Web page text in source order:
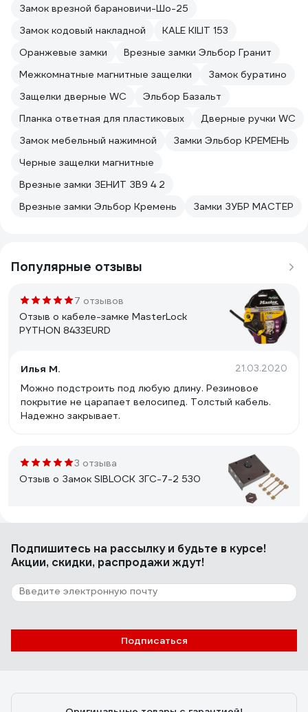
Замок врезной барановичи-Шо-25
Замок кодовый накладной
KALE KILIT 153
Оранжевые замки
Врезные замки Эльбор Гранит
Межкомнатные магнитные защелки
Замок буратино
Защелки дверные WC
Эльбор Базальт
Планка ответная для пластиковых
Дверные ручки WC
Замок мебельный нажимной
Замки Эльбор КРЕМЕНЬ
Черные защелки магнитные
Врезные замки ЗЕНИТ ЗВ9 4 2
Врезные замки Эльбор Кремень
Замки ЗУБР МАСТЕР
Популярные отзывы
7 отзывов
Отзыв о кабеле-замке MasterLock
PYTHON 8433EURD
Илья М. 21.03.2020
Можно подстроить под любую длину. Резиновое
покрытие не царапает велосипед. Толстый кабель.
Надежно закрывает.
3 отзыва
Отзыв о Замок SIBLOCK ЗГС-7-2 530
Сделан в России .Служил верой и правдой с 2014 года
, до момента попытки проникновения в капитальные
Отзыв о врезном замке APECS 7000-45-
R-NI 00016654
Сергей К. 11.05.2021
Подпишитесь на рассылкуи будьте в курсе!
Акции, скидки, распродажи ждут!
Подписаться